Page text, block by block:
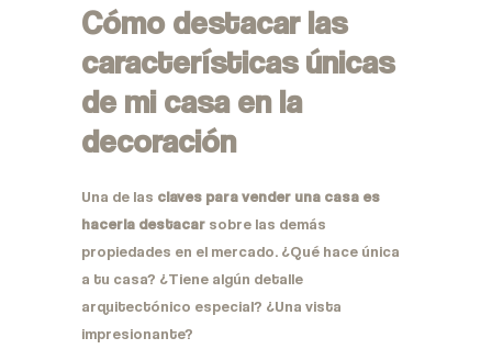
Cómo destacar las
características únicas
de mi casa en la
decoración
Una de las claves para vender una casa es
hacerla destacar sobre las demás
propiedades en el mercado. ¿Qué hace única
a tu casa? ¿Tiene algún detalle
arquitectónico especial? ¿Una vista
impresionante?